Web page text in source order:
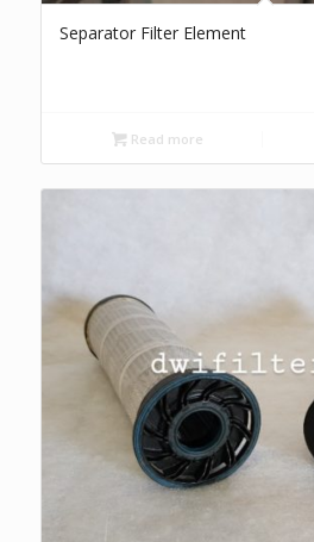
Separator Filter Element
Read more